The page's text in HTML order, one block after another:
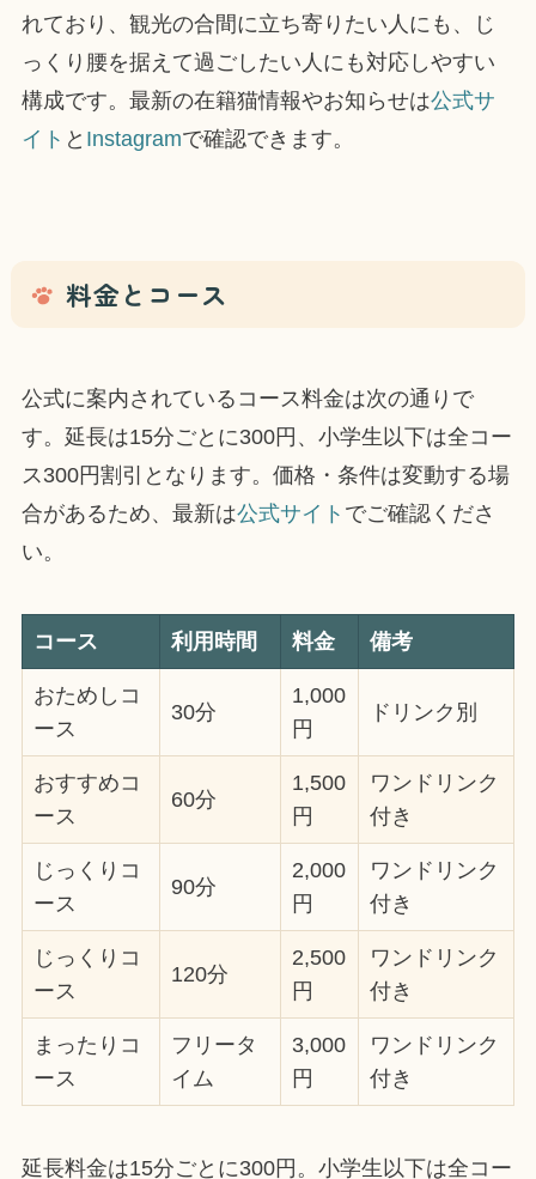
れており、観光の合間に立ち寄りたい人にも、じ
っくり腰を据えて過ごしたい人にも対応しやすい
構成です。最新の在籍猫情報やお知らせは公式サ
イト と Instagramで確認できます。
料金とコース
公式に案内されているコース料金は次の通りで
す。延長は15分ごとに300円、小学生以下は全コー
ス300円割引となります。価格・条件は変動する場
合があるため、最新は公式サイト でご確認くださ
い。
コース 利用時間 料金 備考
おためしコ
ース
30分
1,000
円
ドリンク別
おすすめコ
ース
60分
1,500
円
ワンドリンク
付き
じっくりコ
ース
90分
2,000
円
ワンドリンク
付き
じっくりコ
ース
120分
2,500
円
ワンドリンク
付き
まったりコ
ース
フリータ
イム
3,000
円
ワンドリンク
付き
延長料金は15分ごとに300円。小学生以下は全コー